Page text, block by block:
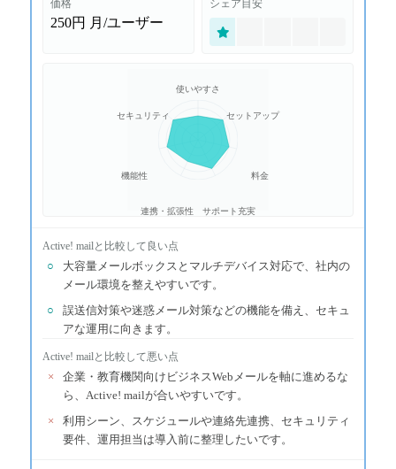
価格
250円 月/ユーザー
シェア目安
使いやすさ
セットアップ
料金
サポート充実
連携・拡張性
機能性
セキュリティ
Active! mailと比較して良い点
○
大容量メールボックスとマルチデバイス対応で、社内の
メール環境を整えやすいです。
○
誤送信対策や迷惑メール対策などの機能を備え、セキュ
アな運用に向きます。
Active! mailと比較して悪い点
×
企業・教育機関向けビジネスWebメールを軸に進めるな
ら、Active! mailが合いやすいです。
×
利用シーン、スケジュールや連絡先連携、セキュリティ
要件、運用担当は導入前に整理したいです。